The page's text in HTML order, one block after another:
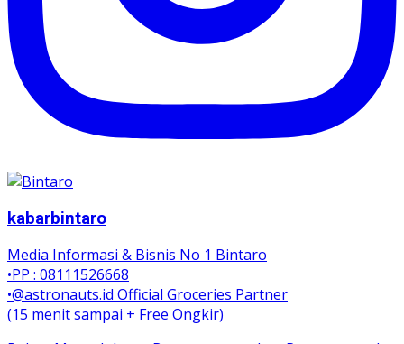
kabarbintaro
Media Informasi & Bisnis No 1 Bintaro
•PP : 08111526668
•@astronauts.id Official Groceries Partner
(15 menit sampai + Free Ongkir)